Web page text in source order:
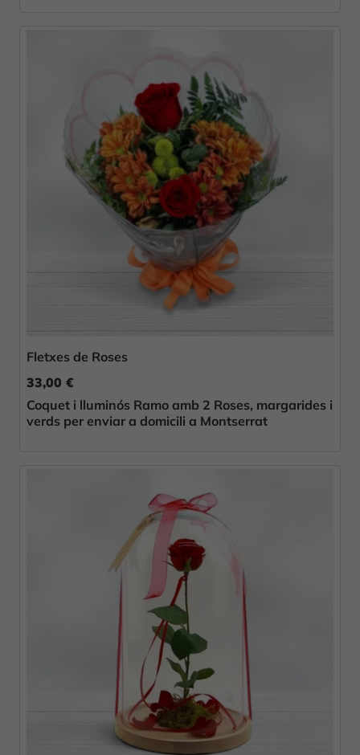
Fletxes de Roses
33,00 €
Coquet i lluminós Ramo amb 2 Roses, margarides i
verds per enviar a domicili a Montserrat